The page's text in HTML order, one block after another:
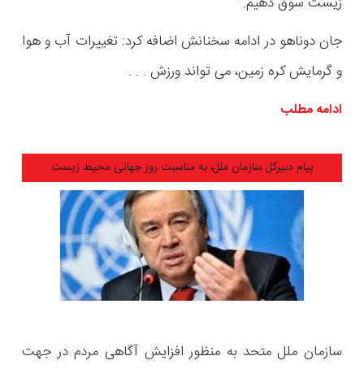
جان دوناهو در ادامه سخنانش اضافه کرد: تغییرات آب و هوا
و گرمایش کره زمین، می تواند ورزش . . .
ادامه مطلب
پیام دبیرکل سازمان ملل، به مناسبت روز جهانی محیط زیست
سازمان ملل متحد به منظور افزایش آگاهی مردم در جهت